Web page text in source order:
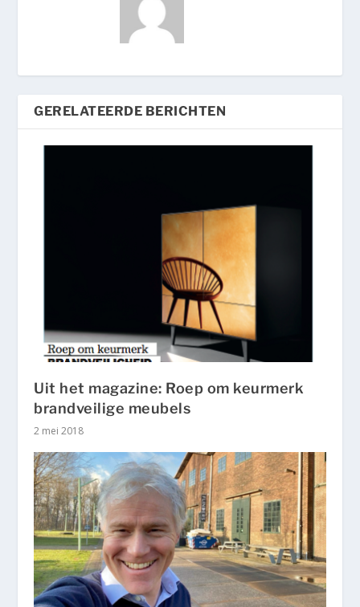
GERELATEERDE BERICHTEN
Uit het magazine: Roep om keurmerk
brandveilige meubels
2 mei 2018